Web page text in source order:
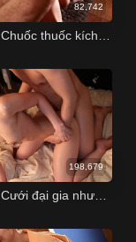
STARS-468 Chuốc thuốc kích dục đụ em người yêu cũ sắp lấy chồng Suzu Honjo
82,742
198,679